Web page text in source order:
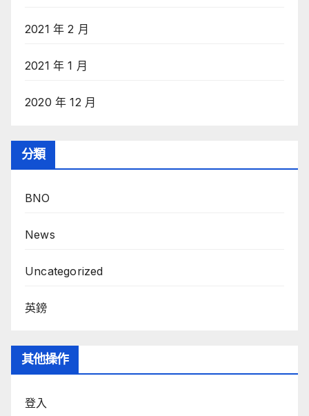
2021 年 2 月
2021 年 1 月
2020 年 12 月
分類
BNO
News
Uncategorized
英鎊
其他操作
登入